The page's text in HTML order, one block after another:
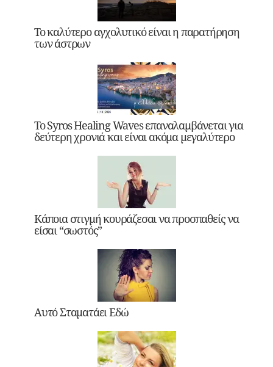
Το καλύτερο αγχολυτικό είναι η παρατήρηση
των άστρων
Το Syros Healing Waves επαναλαμβάνεται για
δεύτερη χρονιά και είναι ακόμα μεγαλύτερο
Κάποια στιγμή κουράζεσαι να προσπαθείς να
είσαι “σωστός”
Αυτό Σταματάει Εδώ